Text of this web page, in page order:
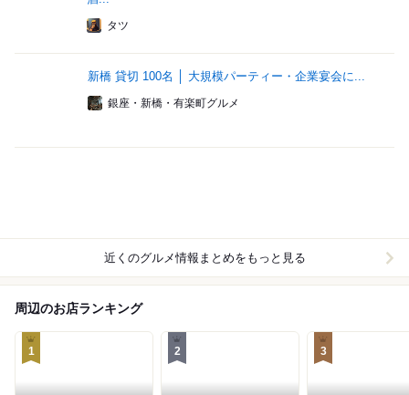
タツ
新橋 貸切 100名 │ 大規模パーティー・企業宴会に...
銀座・新橋・有楽町グルメ
近くのグルメ情報まとめをもっと見る
周辺のお店ランキング
1 2 3